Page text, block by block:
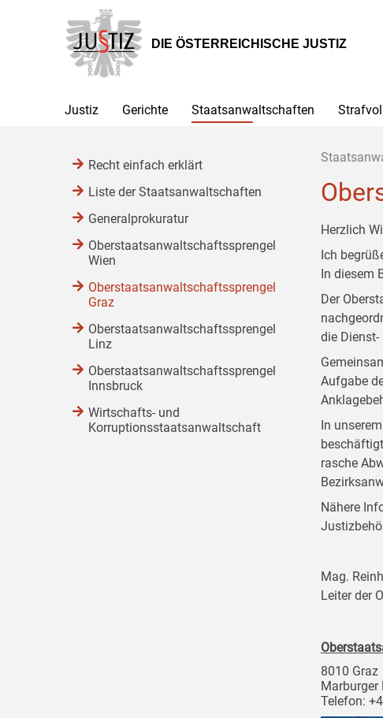
Hauptnavigation
[1]
Inhalt
[2]
Untermenü
[3]
DIE ÖSTERREICHISCHE JUSTIZ
Justiz Gerichte Staatsanwaltschaften
Herzlich
Ich
In diesem
Der
die
Aufgabe
In
rasche
Nähere
Mag.
Leiter der
8010 Graz
Marburger
Telefon:
Recht einfach erklärt
Liste der Staatsanwaltschaften
Generalprokuratur
Oberstaatsanwaltschaftssprengel
Wien
Oberstaatsanwaltschaftssprengel
Graz
Oberstaatsanwaltschaftssprengel
Linz
Oberstaatsanwaltschaftssprengel
Innsbruck
Wirtschafts- und
Korruptionsstaatsanwaltschaft